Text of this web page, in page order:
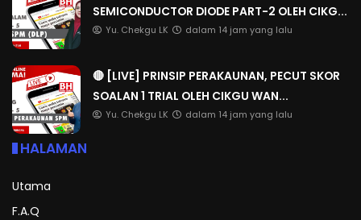
SEMICONDUCTOR DIODE PART-2 OLEH CIKG...
Yu. Chekgu LK dalam 14 jam yang lalu
🔴 [LIVE] PRINSIP PERAKAUNAN, PECUT SKOR
SOALAN 1 TRIAL OLEH CIKGU WAN...
Yu. Chekgu LK dalam 14 jam yang lalu
HALAMAN
Utama
F.A.Q